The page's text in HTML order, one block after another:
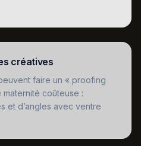
créatives
faire un « proofing
coûteuse :
et d’angles avec ventre